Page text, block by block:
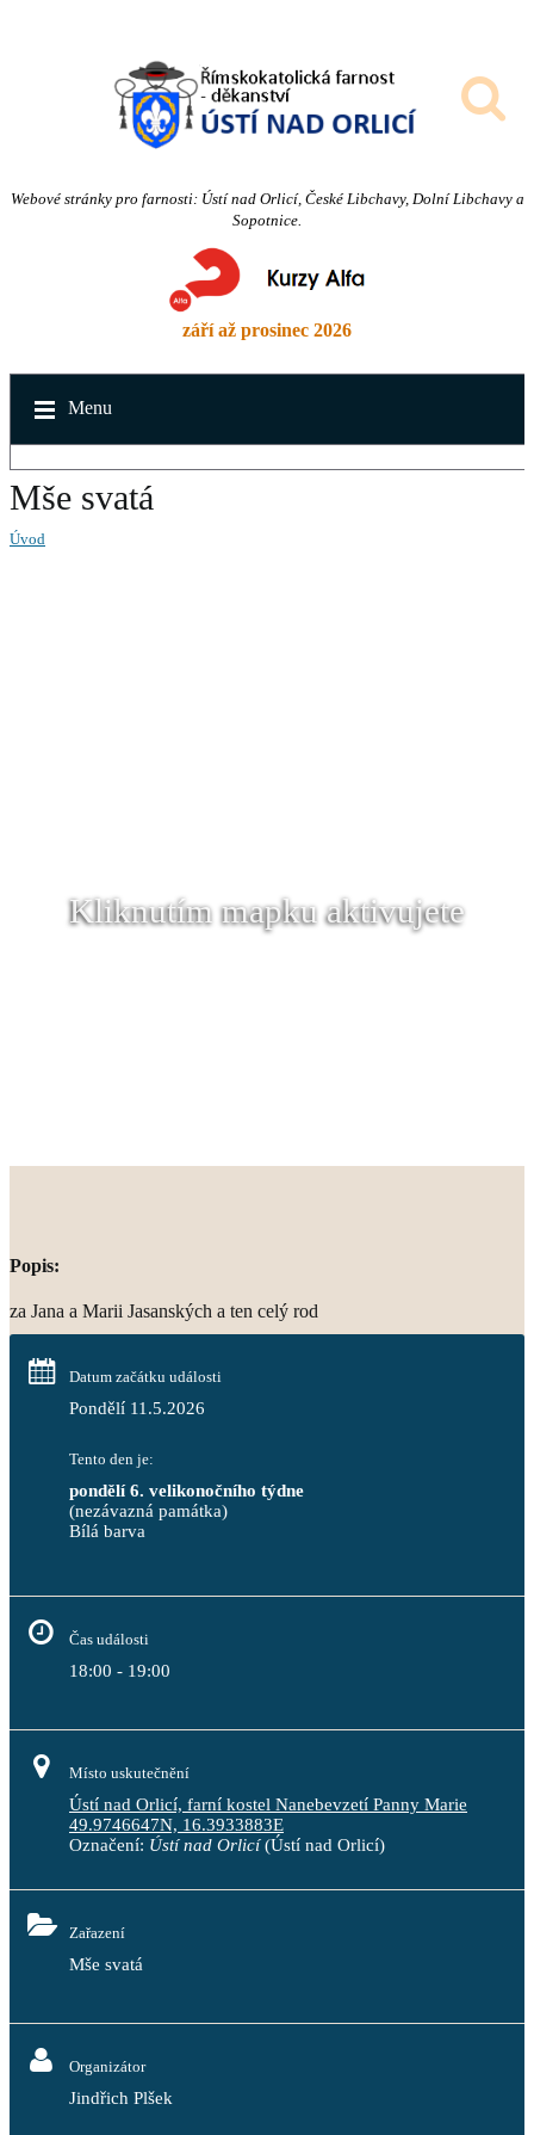
Webové stránky pro farnosti: Ústí nad Orlicí, České Libchavy, Dolní Libchavy a
Sopotnice.
září až prosinec 2026
Menu
Mše svatá
Úvod
Kliknutím mapku aktivujete
Popis:
za Jana a Marii Jasanských a ten celý rod
Datum začátku události
Pondělí 11.5.2026
Tento den je:
pondělí 6. velikonočního týdne
(nezávazná památka)
Bílá barva
Čas události
18:00 - 19:00
Místo uskutečnění
Ústí nad Orlicí, farní kostel Nanebevzetí Panny Marie
49.9746647N, 16.3933883E
Označení: Ústí nad Orlicí(Ústí nad Orlicí)
Zařazení
Mše svatá
Organizátor
Jindřich Plšek